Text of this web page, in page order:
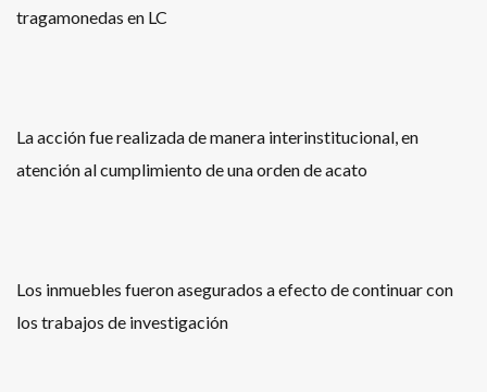
tragamonedas en LC
La acción fue realizada de manera interinstitucional, en
atención al cumplimiento de una orden de acato
Los inmuebles fueron asegurados a efecto de continuar con
los trabajos de investigación